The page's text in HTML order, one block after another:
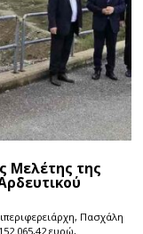
Μελέτης της
Πασχάλη
ευρώ,